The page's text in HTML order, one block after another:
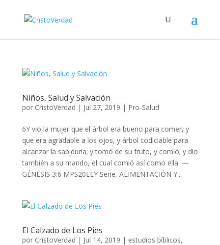
Niños, Salud y Salvación
por CristoVerdad | Jul 27, 2019 | Pro-Salud
6Y vio la mujer que el árbol era bueno para comer, y
que era agradable a los ojos, y árbol codiciable para
alcanzar la sabiduría; y tomó de su fruto, y comió; y dio
también a su marido, el cual comió así como ella. —
GÉNESIS 3:6 MPS20LEY Serie, ALIMENTACIÓN Y...
El Calzado de Los Pies
por CristoVerdad | Jul 14, 2019 | estudios bíblicos,